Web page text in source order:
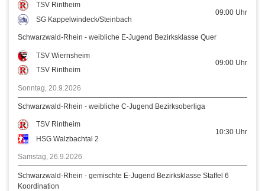
TSV Rintheim
SG Kappelwindeck/Steinbach
09:00 Uhr
Schwarzwald-Rhein - weibliche E-Jugend Bezirksklasse Quer
TSV Wiernsheim
TSV Rintheim
09:00 Uhr
Sonntag, 20.9.2026
Schwarzwald-Rhein - weibliche C-Jugend Bezirksoberliga
TSV Rintheim
HSG Walzbachtal 2
10:30 Uhr
Samstag, 26.9.2026
Schwarzwald-Rhein - gemischte E-Jugend Bezirksklasse Staffel 6
Koordination